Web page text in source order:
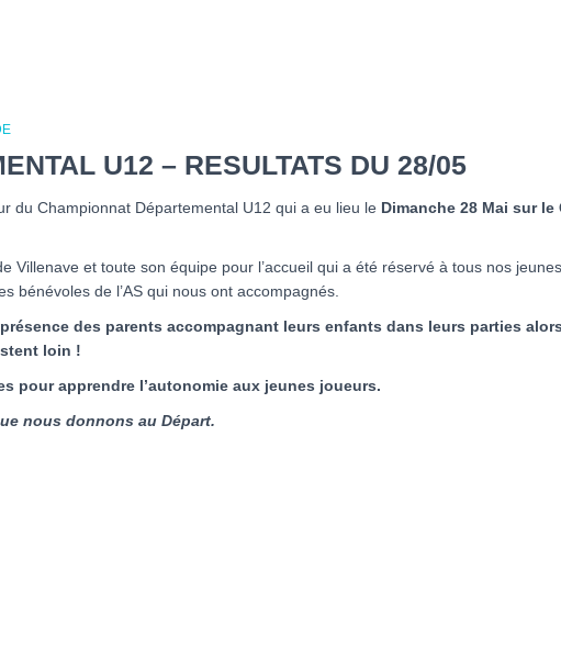
U12 – RESULTATS DU 28/05
du Championnat Départemental U12 qui a eu lieu le Dimanche 28 Mai sur le
Villenave et toute son équipe pour l’accueil qui a été réservé à tous nos
bénévoles de l’AS qui nous ont accompagnés.
des parents accompagnant leurs enfants dans leurs parties
loin !
pour apprendre l’autonomie aux jeunes joueurs.
nous donnons au Départ.